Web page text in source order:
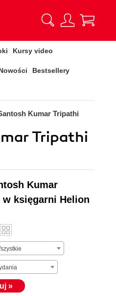
Kursy video
Bestsellery
Kumar Tripathi
Tripathi
Kumar
księgarni Helion
»